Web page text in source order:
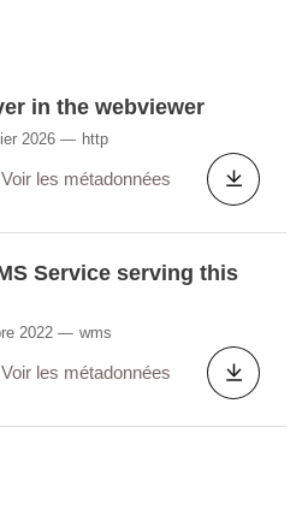
in the webviewer
2026 http
Voir les métadonnées
Service serving this
2022 wms
Voir les métadonnées